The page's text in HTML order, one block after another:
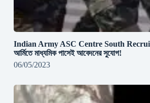
Indian Army ASC Centre South
আর্মিতে মাধ্যমিক পাসেই আবেদনের সুযোগ!
06/05/2023